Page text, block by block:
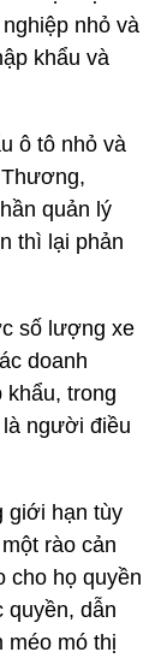
nhỏ và
khẩu và
ô tô nhỏ và
quản lý
thì lại phản
số lượng xe
doanh
trong
là người điều
giới hạn tùy
rào cản
cho họ quyền
quyền, dẫn
méo mó thị